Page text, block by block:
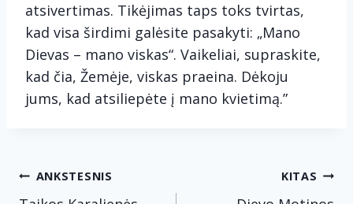
atsivertimas. Tikėjimas taps toks tvirtas,
kad visa širdimi galėsite pasakyti: „Mano
Dievas – mano viskas“. Vaikeliai, supraskite,
kad čia, Žemėje, viskas praeina. Dėkoju
jums, kad atsiliepėte į mano kvietimą.”
Navigacija
ANKSTESNIS KITAS